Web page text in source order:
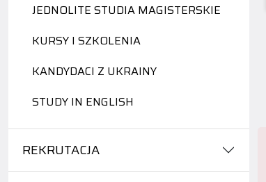
JEDNOLITE STUDIA MAGISTERSKIE
KURSY I SZKOLENIA
KANDYDACI Z UKRAINY
STUDY IN ENGLISH
REKRUTACJA